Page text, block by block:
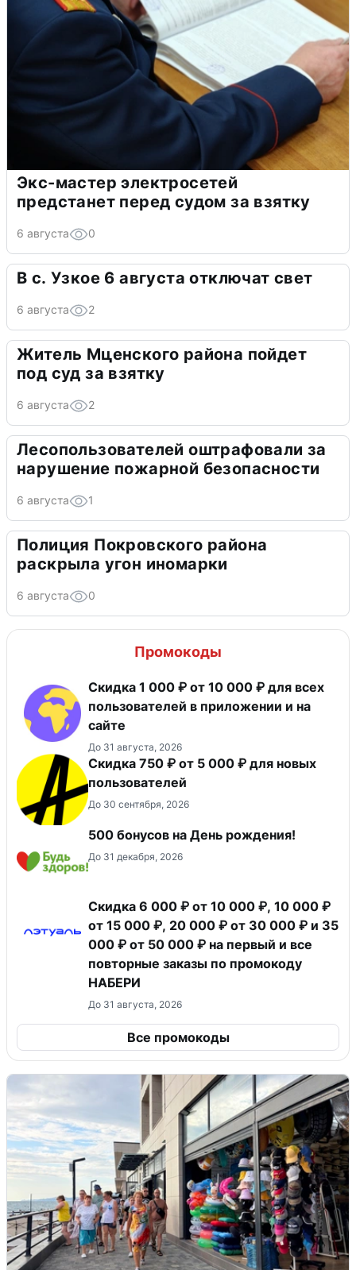
Экс-мастер электросетей
предстанет перед судом за взятку
6 августа 0
В с. Узкое 6 августа отключат свет
6 августа 2
Житель Мценского района пойдет
под суд за взятку
6 августа 2
Лесопользователей оштрафовали за
нарушение пожарной безопасности
6 августа 1
Полиция Покровского района
раскрыла угон иномарки
6 августа 0
Промокоды
Скидка 1 000 ₽ от 10 000 ₽ для всех
пользователей в приложении и на
сайте
До 31 августа, 2026
Скидка 750 ₽ от 5 000 ₽ для новых
пользователей
До 30 сентября, 2026
500 бонусов на День рождения!
До 31 декабря, 2026
Скидка 6 000 ₽ от 10 000 ₽, 10 000 ₽
от 15 000 ₽, 20 000 ₽ от 30 000 ₽ и 35
000 ₽ от 50 000 ₽ на первый и все
повторные заказы по промокоду
НАБЕРИ
До 31 августа, 2026
Все промокоды